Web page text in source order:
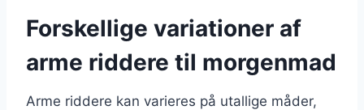
Forskellige variationer af
arme riddere til morgenmad
Arme riddere kan varieres på utallige måder,